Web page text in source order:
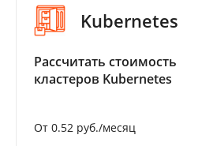
Kubernetes
Рассчитать стоимость
кластеров Kubernetes
От 0.52 руб./месяц